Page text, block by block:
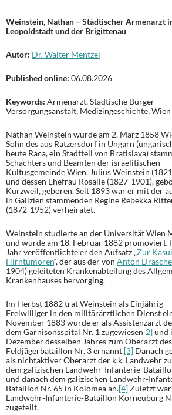
Weinstein, Nathan – Städtischer Armenarzt
Leopoldstadt und der Brigittenau
Autor: Dr. Walter Mentzel
Published online: 06.08.2026
Keywords: Armenarzt, Städtische Bürger-
Versorgungsanstalt, Medizingeschichte, Wien
Nathan Weinstein wurde am 2. März 1858
Sohn des aus Ratzersdorf in Ungarn
heute Raca, ein Stadtteil von Bratislava)
Schächters und Beamten der israelitischen
Kultusgemeinde Wien, Julius Weinstein
und dessen Ehefrau Rosalie (1827-1901),
Kurzweil, geboren. Seit 1893 war er mit der
in Galizien stammenden Regine Rebekka
(1872-1952) verheiratet.
Weinstein studierte an der Universität Wien
und wurde am 18. Februar 1882 promoviert.
Jahr veröffentlichte er den Aufsatz „Zur
Hirntumoren“, der aus der von Anton Drasche
1904) geleiteten Krankenabteilung des
Krankenhauses hervorging.
Im Herbst 1882 trat Weinstein als Einjährig-
Freiwilliger in den militärärztlichen Dienst
November 1883 wurde er als Assistenzarzt
dem Garnisonsspital Nr. 1 zugewiesen[2]und
Dezember desselben Jahres zum Oberarzt des
Feldjägerbataillon Nr. 3 ernannt.[3] Danach
als nichtaktiver Oberarzt der k.k. Landwehr
dem galizischen Landwehr-Infanterie-
und danach dem galizischen Landwehr-
Bataillon Nr. 65 in Kolomea an.[4]Zuletzt
Landwehr-Infanterie-Bataillon Korneuburg
zugeteilt.